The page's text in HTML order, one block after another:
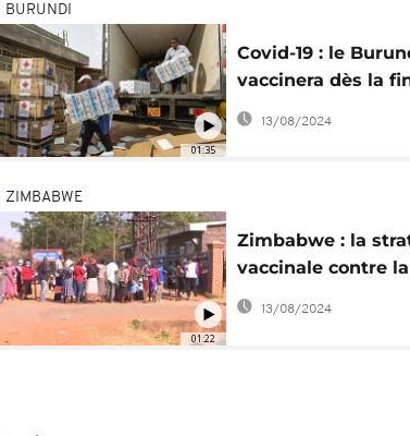
01:35
BURUNDI
Covid-19 : le
vaccinera dès la
octobre
13/08/2024
01:22
ZIMBABWE
Zimbabwe : la
vaccinale contre la
Covid-19 contestée
13/08/2024